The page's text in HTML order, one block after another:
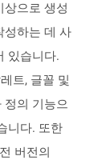
상으로 생성
성하는 데 사
있습니다.
트, 글꼴 및
정의 기능으
니다. 또한
버전의